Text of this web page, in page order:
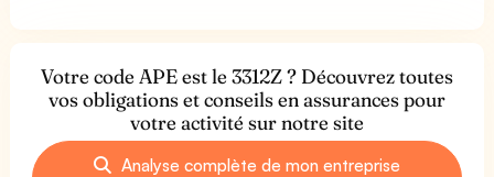
Votre code APE est le 3312Z ? Découvrez toutes
vos obligations et conseils en assurances pour
votre activité sur notre site
Analyse complète de mon entreprise